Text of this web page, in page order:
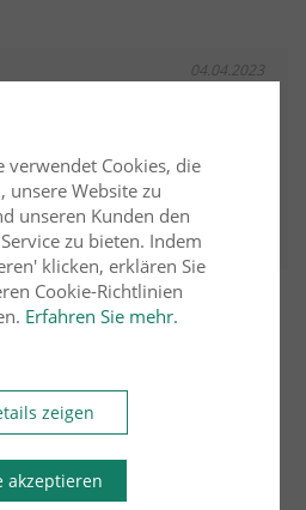
04.04.2023
des Umgangs
Rechtsgebiet lesen
Blog-
verwendet Cookies, die
unsere Website zu
unseren Kunden den
zu bieten. Indem
klicken, erklären Sie
Cookie-Richtlinien
Erfahren Sie mehr.
zeigen
akzeptieren